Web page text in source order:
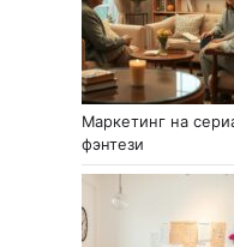
Маркетинг на
фэнтези